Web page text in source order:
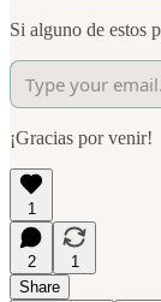
Si alguno de estos
¡Gracias por venir!
1
2
1
Share